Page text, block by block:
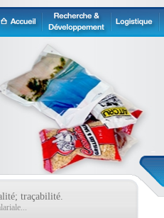
traçabilité.